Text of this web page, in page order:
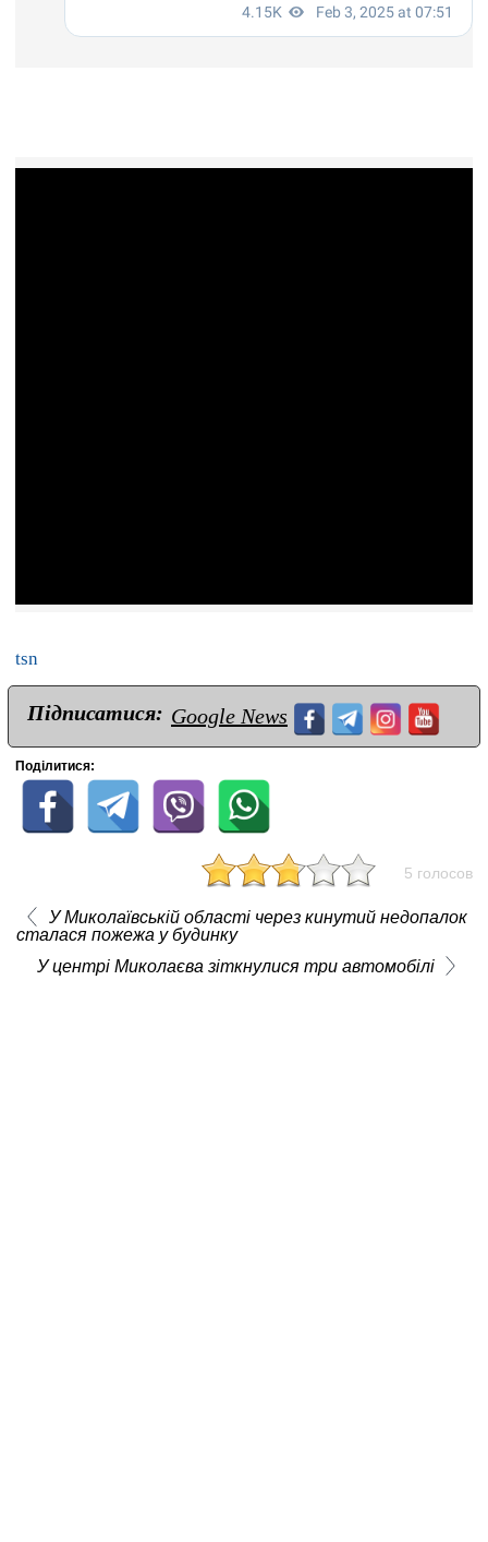
tsn
Підписатися: Google News
Поділитися:
5 голосов
У Миколаївській області через кинутий недопалок
сталася пожежа у будинку
У центрі Миколаєва зіткнулися три автомобілі